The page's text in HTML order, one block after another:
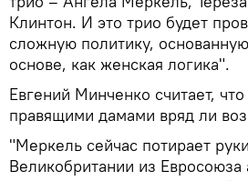
Клинтон. И это трио будет
сложную политику,
основе, как женская логика".
Евгений Минченко считает,
правящими дамами вряд ли
"Меркель сейчас потирает
Великобритании из Евросоюза